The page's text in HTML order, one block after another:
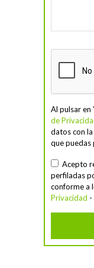
Al pulsar en
de
datos con
que puedas
Acepto
perfiladas
conforme a
Privacidad -